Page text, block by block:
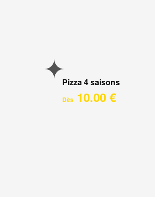
Pizza 4 saisons
Dès 10.00 €